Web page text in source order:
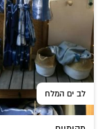
לב ים המלח